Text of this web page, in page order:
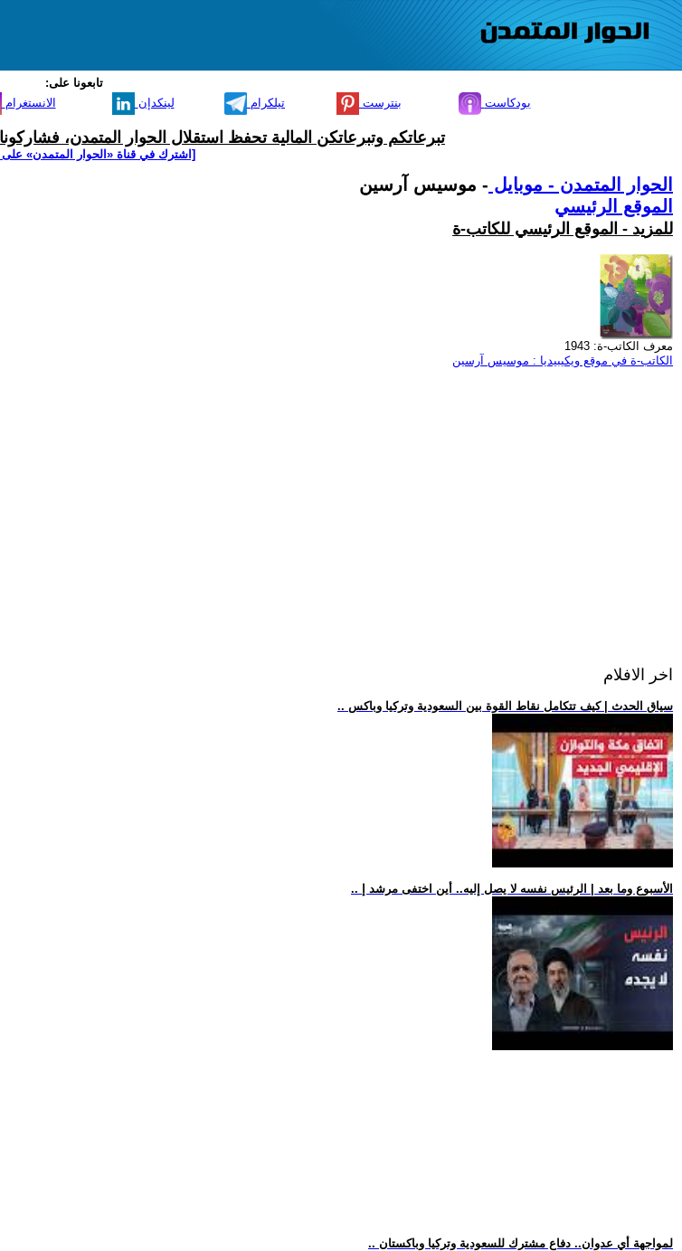
تابعونا على:
الانستغرام لينكدإن تيلكرام بنترست بودكاست
تبرعاتكم وتبرعاتكن المالية تحفظ استقلال الحوار المتمدن،
[اشترك في قناة ‫«الحوار المتمدن» على
الحوار المتمدن - موبايل - موسيس آرسين
الموقع الرئيسي
للمزيد - الموقع الرئيسي للكاتب-ة
معرف الكاتب-ة: 1943
الكاتب-ة في موقع ويكيبيديا : موسيس آرسين
اخر الافلام
.. سياق الحدث | كيف تتكامل نقاط القوة بين السعودية وتركيا وباكس
.. الأسبوع وما بعد | الرئيس نفسه لا يصل إليه.. أين اختفى مرشد إ
.. لمواجهة أي عدوان.. دفاع مشترك للسعودية وتركيا وباكستان